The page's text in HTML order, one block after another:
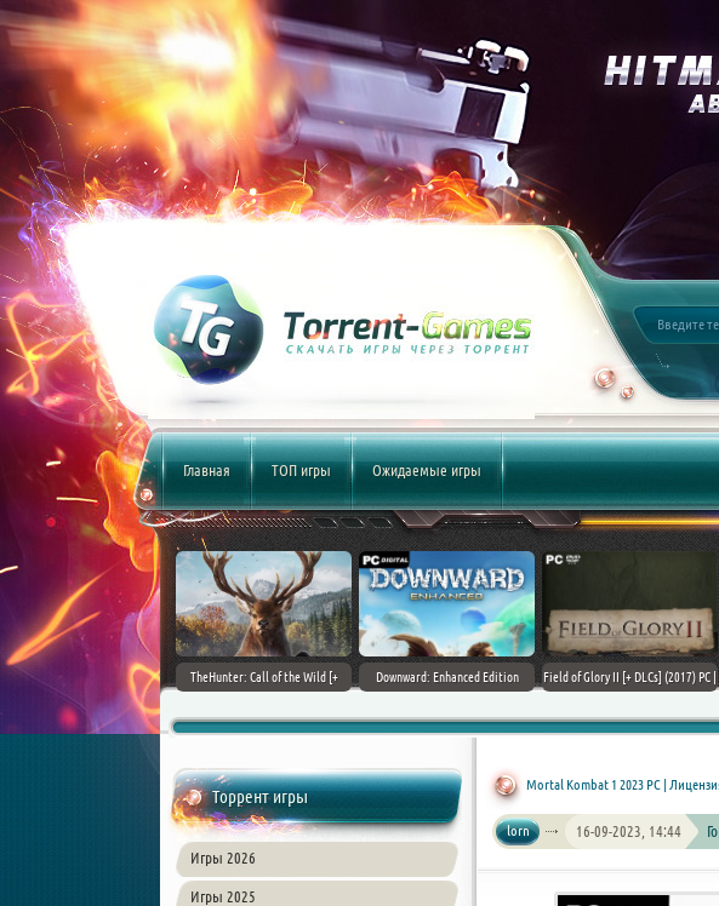
Главная ТОП игры Ожидаемые игры
World [v 1.11.4 + DLCs] (2017)
PC | Лицензия
TheHunter: Call of the Wild [+
Downward: Enhanced Edition
Field of Glory II [+ DLCs] (2017) PC |
Торрент игры
Игры 2026
Игры 2025
Mortal Kombat 1 2023 PC |
lorn 16-09-2023, 14:44